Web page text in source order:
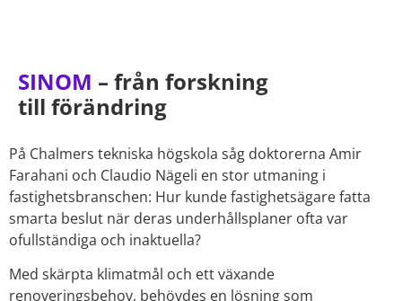
SINOM – från forskning
till förändring
På Chalmers tekniska högskola såg doktorerna Amir
Farahani och Claudio Nägeli en stor utmaning i
fastighetsbranschen: Hur kunde fastighetsägare fatta
smarta beslut när deras underhållsplaner ofta var
ofullständiga och inaktuella?
Med skärpta klimatmål och ett växande
renoveringsbehov, behövdes en lösning som